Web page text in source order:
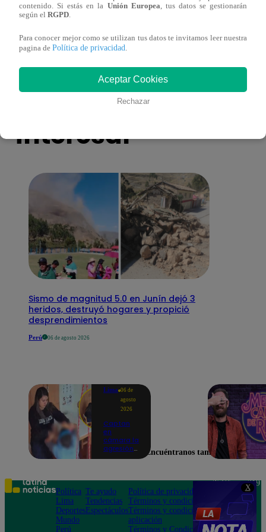
X
lo que sabe de la muerte del exparticipante
de ‘La Voz Perú’
de
También te puede
interesar
Sismo de magnitud 5.0 en Junín dejó 3
heridos, destruyó hogares y propició
desprendimientos
Perú 06 de agosto 2026
Lima 06 de
agosto
2026
Captan
en
cámara la
agresión
niño con
autismo:
madre
denuncia
maltratos
contínuos
contenido. Si estás en la Unión Europea , tus datos se gestionarán
según el RGPD
Para conocer mejor como se utilizan tus datos te invitamos leer nuestra
pagina de Política de privacidad
Aceptar Cookies
Rechazar
Encuéntranos también en
Política
Lima
Deportes
Mundo
Perú
Te ayudo
Tendencias
Espectáculos
Política de privacidad
Términos y condiciones
Términos y condiciones
aplicación
Términos y Condiciones
Teléfono: 219
Av. San
Felipe 968
Jesús María